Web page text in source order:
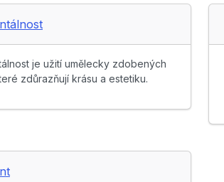
je užití umělecky zdobených
zdůrazňují krásu a estetiku.